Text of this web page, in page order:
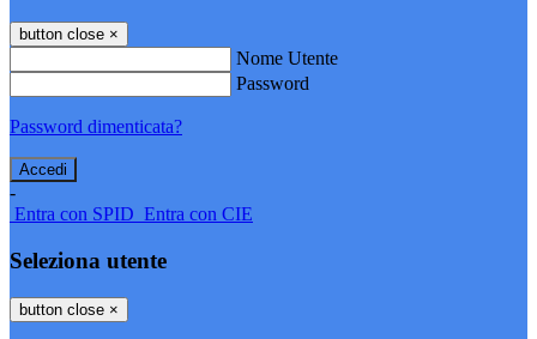
button close ×
Nome Utente
Password
Password dimenticata?
-
Entra con SPID Entra con CIE
Seleziona utente
button close ×